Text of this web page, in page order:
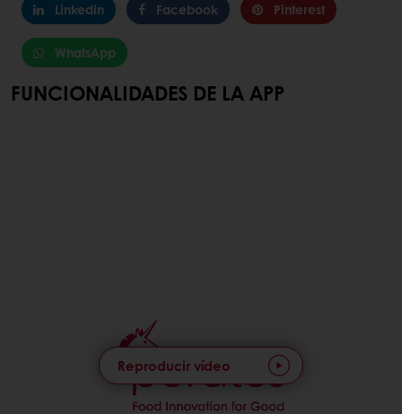
Linkedin Facebook Pinterest
WhatsApp
FUNCIONALIDADES DE LA APP
Reproducir vídeo